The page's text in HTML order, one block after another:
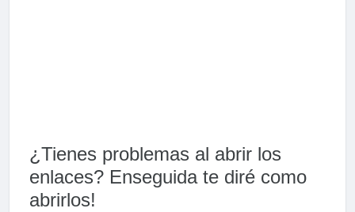
¿Tienes problemas al abrir los
enlaces? Enseguida te diré como
abrirlos!